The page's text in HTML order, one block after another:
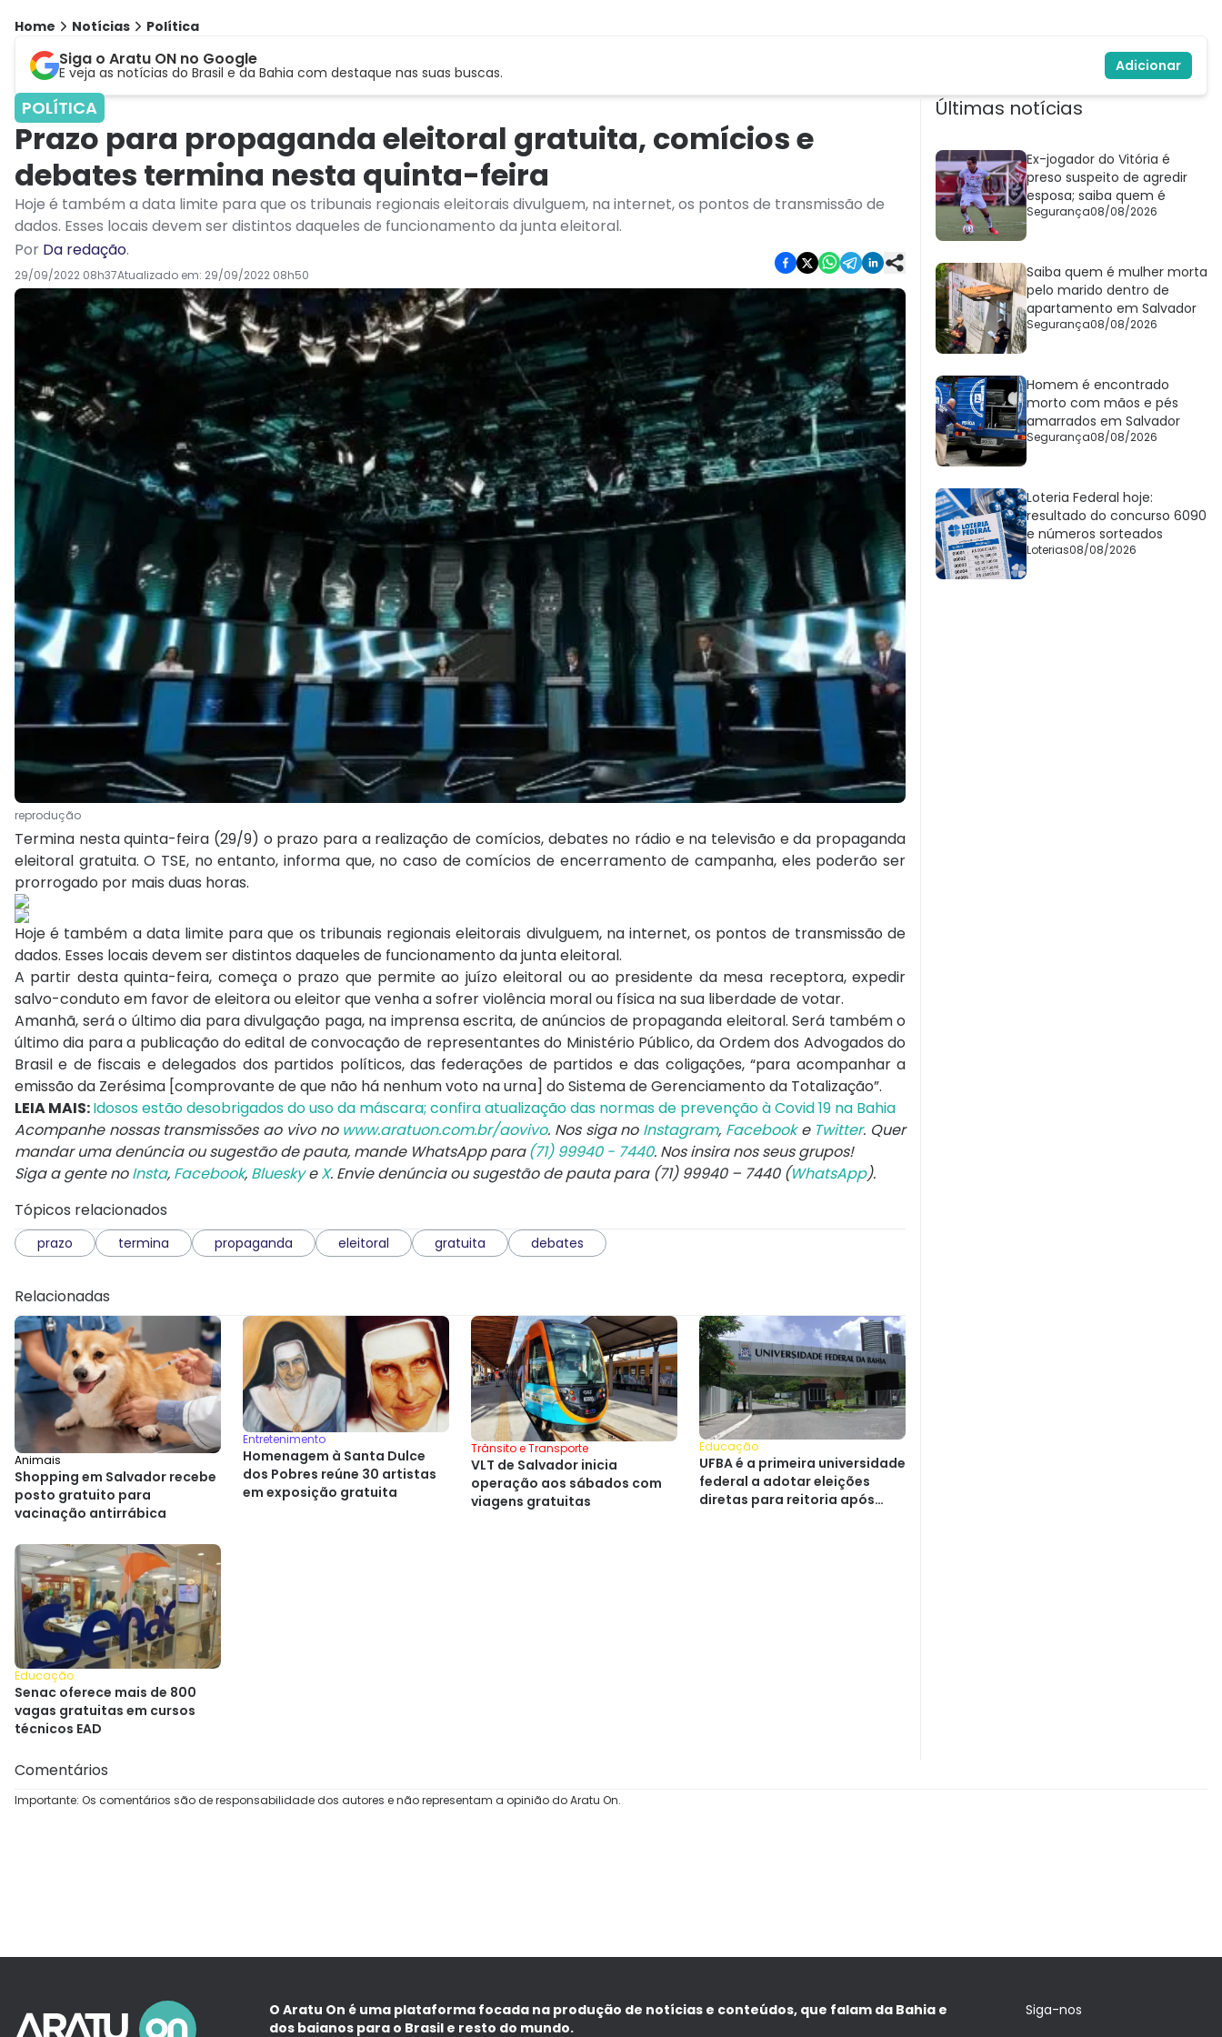
Home Notícias Política
Siga o Aratu ON no Google
E veja as notícias do Brasil e da Bahia com destaque nas suas buscas. Adicionar
POLÍTICA
Prazo para propaganda eleitoral gratuita, comícios e
debates termina nesta quinta-feira
Hoje é também a data limite para que os tribunais regionais eleitorais divulguem, na internet, os pontos de transmissão de
dados. Esses locais devem ser distintos daqueles de funcionamento da junta eleitoral.
Por Da redação.
29/09/2022 08h37Atualizado em: 29/09/2022 08h50
reprodução
Termina nesta quinta-feira (29/9) o prazo para a realização de comícios, debates no rádio e na televisão e da propaganda
eleitoral gratuita. O TSE, no entanto, informa que, no caso de comícios de encerramento de campanha, eles poderão ser
prorrogado por mais duas horas.
Hoje é também a data limite para que os tribunais regionais eleitorais divulguem, na internet, os pontos de transmissão de
dados. Esses locais devem ser distintos daqueles de funcionamento da junta eleitoral.
A partir desta quinta-feira, começa o prazo que permite ao juízo eleitoral ou ao presidente da mesa receptora, expedir
salvo-conduto em favor de eleitora ou eleitor que venha a sofrer violência moral ou física na sua liberdade de votar.
Amanhã, será o último dia para divulgação paga, na imprensa escrita, de anúncios de propaganda eleitoral. Será também o
último dia para a publicação do edital de convocação de representantes do Ministério Público, da Ordem dos Advogados do
Brasil e de fiscais e delegados dos partidos políticos, das federações de partidos e das coligações, “para acompanhar a
emissão da Zerésima [comprovante de que não há nenhum voto na urna] do Sistema de Gerenciamento da Totalização”.
LEIA MAIS:Idosos estão desobrigados do uso da máscara; confira atualização das normas de prevenção à Covid 19 na Bahia
Acompanhe nossas transmissões ao vivo no www.aratuon.com.br/aovivo. Nos siga no Instagram, Facebooke Twitter. Quer
mandar uma denúncia ou sugestão de pauta, mande WhatsApp para (71) 99940 - 7440. Nos insira nos seus grupos!
Siga a gente noInsta, Facebook, BlueskyeX. Envie denúncia ou sugestão de pauta para (71) 99940 – 7440 (WhatsApp).
Tópicos relacionados
prazo termina propaganda eleitoral gratuita debates
Relacionadas
Animais
Shopping em Salvador recebe
posto gratuito para
vacinação antirrábica
Entretenimento
Homenagem à Santa Dulce
dos Pobres reúne 30 artistas
em exposição gratuita
Trânsito e Transporte
VLT de Salvador inicia
operação aos sábados com
viagens gratuitas
Educação
UFBA é a primeira universidade
federal a adotar eleições
diretas para reitoria após
Educação
Senac oferece mais de 800
vagas gratuitas em cursos
técnicos EAD
Últimas notícias
Ex-jogador do Vitória é
preso suspeito de agredir
esposa; saiba quem é
Segurança08/08/2026
Saiba quem é mulher morta
pelo marido dentro de
apartamento em Salvador
Segurança08/08/2026
Homem é encontrado
morto com mãos e pés
amarrados em Salvador
Segurança08/08/2026
Loteria Federal hoje:
resultado do concurso 6090
e números sorteados
Loterias08/08/2026
Comentários
Importante: Os comentários são de responsabilidade dos autores e não representam a opinião do Aratu On.
O Aratu On é uma plataforma focada na produção de notícias e conteúdos, que falam da Bahia e
dos baianos para o Brasil e resto do mundo.
Siga-nos